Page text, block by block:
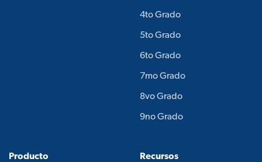
4to Grado
5to Grado
6to Grado
7mo Grado
8vo Grado
9no Grado
Producto Recursos